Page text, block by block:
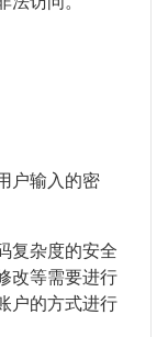
户输入的密
复杂度的安全
改等需要进行
户的方式进行